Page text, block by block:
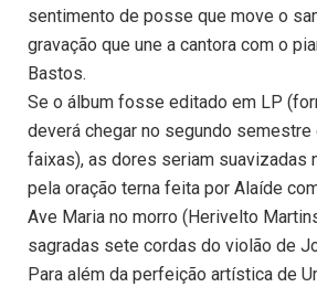
sentimento de posse que move o
gravação que une a cantora com o
Bastos.
Se o álbum fosse editado em LP
deverá chegar no segundo
faixas), as dores seriam suavizadas
pela oração terna feita por Alaíde
Ave Maria no morro (Herivelto
sagradas sete cordas do violão de
Para além da perfeição artística de